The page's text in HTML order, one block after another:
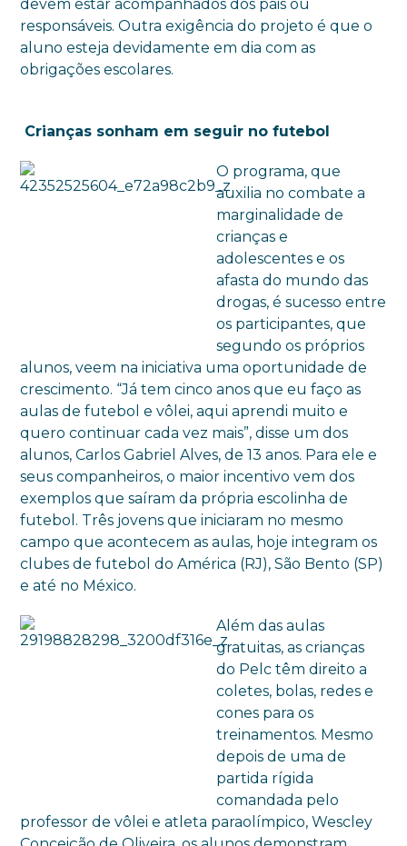
devem estar acompanhados dos pais ou
responsáveis. Outra exigência do projeto é que o
aluno esteja devidamente em dia com as
obrigações escolares.
Crianças sonham em seguir no futebol
O programa, que
auxilia no combate a
marginalidade de
crianças e
adolescentes e os
afasta do mundo das
drogas, é sucesso entre
os participantes, que
segundo os próprios
alunos, veem na iniciativa uma oportunidade de
crescimento. “Já tem cinco anos que eu faço as
aulas de futebol e vôlei, aqui aprendi muito e
quero continuar cada vez mais”, disse um dos
alunos, Carlos Gabriel Alves, de 13 anos. Para ele e
seus companheiros, o maior incentivo vem dos
exemplos que saíram da própria escolinha de
futebol. Três jovens que iniciaram no mesmo
campo que acontecem as aulas, hoje integram os
clubes de futebol do América (RJ), São Bento (SP)
e até no México.
Além das aulas
gratuitas, as crianças
do Pelc têm direito a
coletes, bolas, redes e
cones para os
treinamentos. Mesmo
depois de uma de
partida rígida
comandada pelo
professor de vôlei e atleta paraolímpico, Wescley